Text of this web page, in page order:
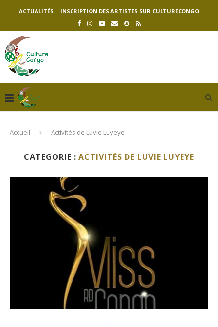
ACTUALITÉS INSCRIPTION DES ARTISTES SUR CULTURECONGO
Accueil Activités de Luvie Luyeye
CATEGORIE : ACTIVITÉS DE LUVIE LUYEYE